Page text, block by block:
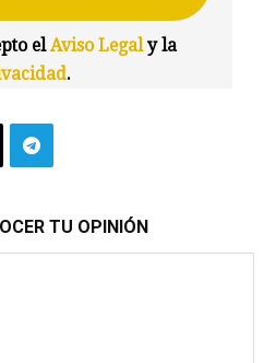
elAviso Legaly la
.
TU OPINIÓN